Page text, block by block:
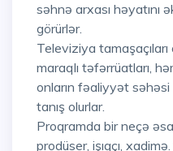
səhnə arxası həyatını
görürlər.
Televiziya
maraqlı təfərrüatları,
onların fəaliyyət
tanış olurlar.
Proqramda bir neçə
prodüser, işıqçı, xadimə.